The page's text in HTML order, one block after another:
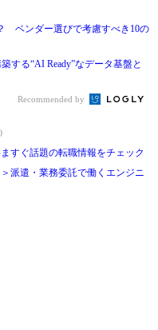
ベンダー選びで考慮すべき10の
する“AI Ready”なデータ基盤と
Recommended by
すぐ話題の転職情報をチェック
派遣・業務委託で働くエンジニ